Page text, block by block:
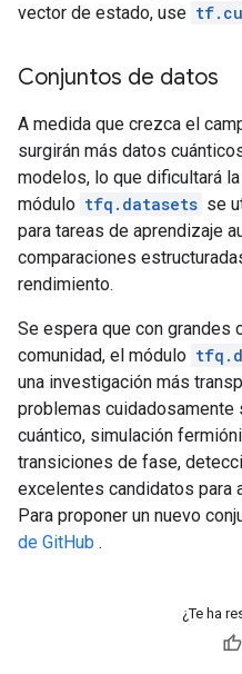
vector de estado, use
Conjuntos de datos
A medida que crezca el
surgirán más datos
modelos, lo que dificultará
módulo tfq.datasets se
para tareas de aprendizaje
comparaciones
rendimiento.
Se espera que con grandes
comunidad, el módulo
una investigación más
problemas
cuántico, simulación
transiciones de fase,
excelentes candidatos para
Para proponer un nuevo
de GitHub .
¿Te ha